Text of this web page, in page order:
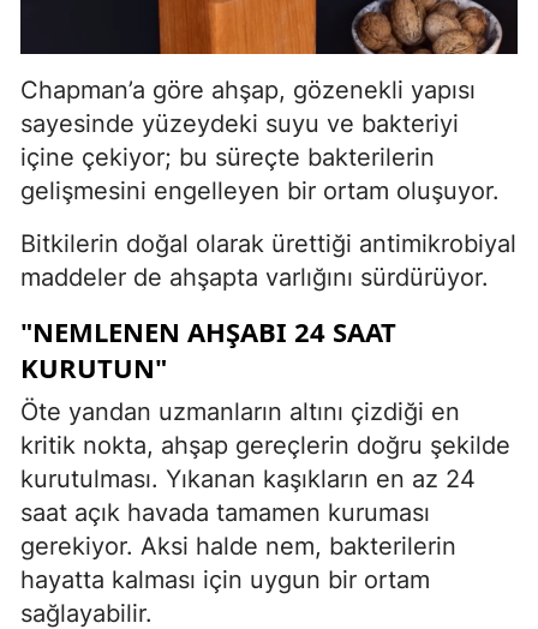
Chapman’a göre ahşap, gözenekli yapısı
sayesinde yüzeydeki suyu ve bakteriyi
içine çekiyor; bu süreçte bakterilerin
gelişmesini engelleyen bir ortam oluşuyor.
Bitkilerin doğal olarak ürettiği antimikrobiyal
maddeler de ahşapta varlığını sürdürüyor.
"NEMLENEN AHŞABI 24 SAAT
KURUTUN"
Öte yandan uzmanların altını çizdiği en
kritik nokta, ahşap gereçlerin doğru şekilde
kurutulması. Yıkanan kaşıkların en az 24
saat açık havada tamamen kuruması
gerekiyor. Aksi halde nem, bakterilerin
hayatta kalması için uygun bir ortam
sağlayabilir.